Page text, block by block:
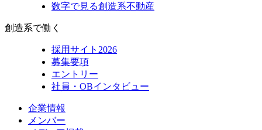
数字で見る創造系不動産
創造系で働く
採用サイト2026
募集要項
エントリー
社員・OBインタビュー
企業情報
メンバー